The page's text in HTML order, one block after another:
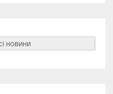
новини